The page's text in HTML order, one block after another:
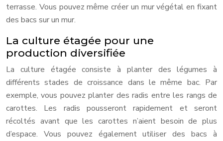
terrasse. Vous pouvez même créer un mur végétal en fixant
des bacs sur un mur.
La culture étagée pour une
production diversifiée
La culture étagée consiste à planter des légumes à
différents stades de croissance dans le même bac. Par
exemple, vous pouvez planter des radis entre les rangs de
carottes. Les radis pousseront rapidement et seront
récoltés avant que les carottes n’aient besoin de plus
d’espace. Vous pouvez également utiliser des bacs à